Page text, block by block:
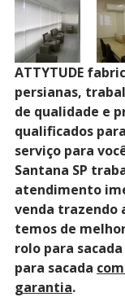
ATTYTUDE
persianas,
de qualidade e
qualificados
serviço para
Santana SP
atendimento
venda trazendo
temos de
rolo para
para sacada
garantia.